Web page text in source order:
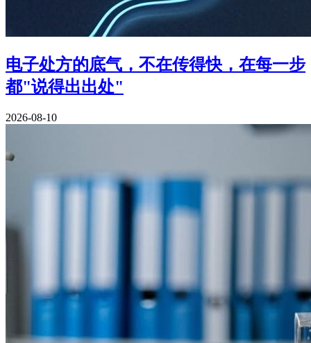
电子处方的底气，不在传得快，在每一步
都"说得出出处"
2026-08-10